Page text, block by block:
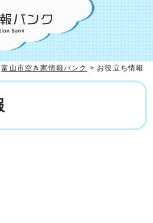
富山市空き家情報バンク > お役立ち情報